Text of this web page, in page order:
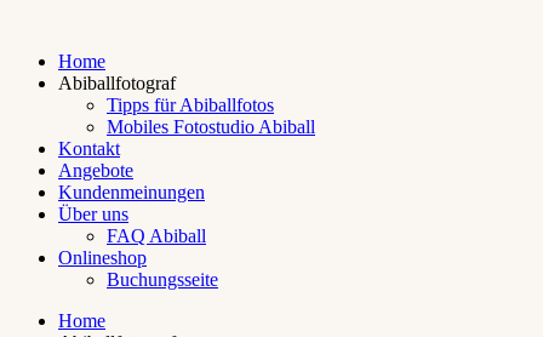
Home
Abiballfotograf
Tipps für Abiballfotos
Mobiles Fotostudio Abiball
Kontakt
Angebote
Kundenmeinungen
Über uns
FAQ Abiball
Onlineshop
Buchungsseite
Home